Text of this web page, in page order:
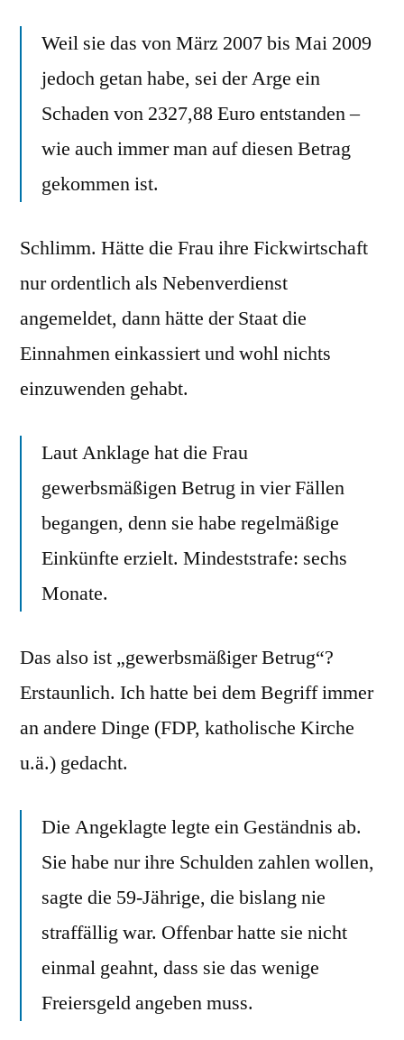
Weil sie das von März 2007 bis Mai 2009
jedoch getan habe, sei der Arge ein
Schaden von 2327,88 Euro entstanden –
wie auch immer man auf diesen Betrag
gekommen ist.
Schlimm. Hätte die Frau ihre Fickwirtschaft
nur ordentlich als Nebenverdienst
angemeldet, dann hätte der Staat die
Einnahmen einkassiert und wohl nichts
einzuwenden gehabt.
Laut Anklage hat die Frau
gewerbsmäßigen Betrug in vier Fällen
begangen, denn sie habe regelmäßige
Einkünfte erzielt. Mindeststrafe: sechs
Monate.
Das also ist „gewerbsmäßiger Betrug“?
Erstaunlich. Ich hatte bei dem Begriff immer
an andere Dinge (FDP, katholische Kirche
u.ä.) gedacht.
Die Angeklagte legte ein Geständnis ab.
Sie habe nur ihre Schulden zahlen wollen,
sagte die 59-Jährige, die bislang nie
straffällig war. Offenbar hatte sie nicht
einmal geahnt, dass sie das wenige
Freiersgeld angeben muss.